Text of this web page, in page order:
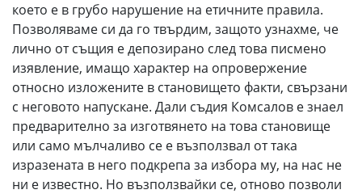
което е в грубо нарушение на етичните правила.
Позволяваме си да го твърдим, защото узнахме, че
лично от същия е депозирано след това писмено
изявление, имащо характер на опровержение
относно изложените в становището факти, свързани
с неговото напускане. Дали съдия Комсалов е знаел
предварително за изготвянето на това становище
или само мълчаливо се е възползвал от така
изразената в него подкрепа за избора му, на нас не
ни е известно. Но възползвайки се, отново позволи